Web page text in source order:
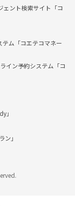
ェント検索サイト「コ
ム「コエテコマネー
イン予約システム「コ
」
」